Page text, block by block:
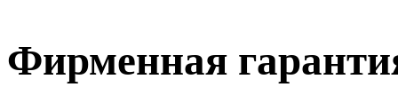
Фирменная